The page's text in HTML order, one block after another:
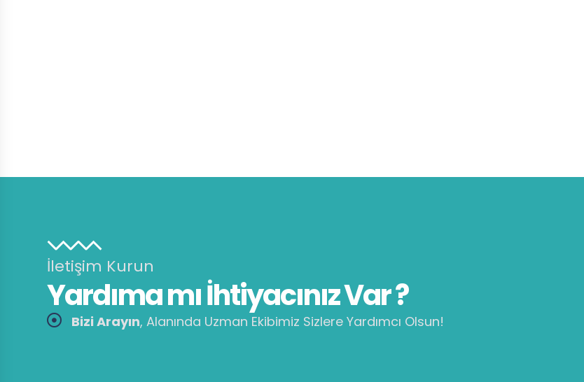
İletişim Kurun
Yardıma mı İhtiyacınız Var ?
Bizi Arayın, Alanında Uzman Ekibimiz Sizlere Yardımcı Olsun!